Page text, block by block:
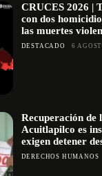
CRUCES 2026 |
con dos
las muertes
DESTACADO 6
Recuperación de
Acuitlapilco es
exigen detener
DERECHOS HUMANOS